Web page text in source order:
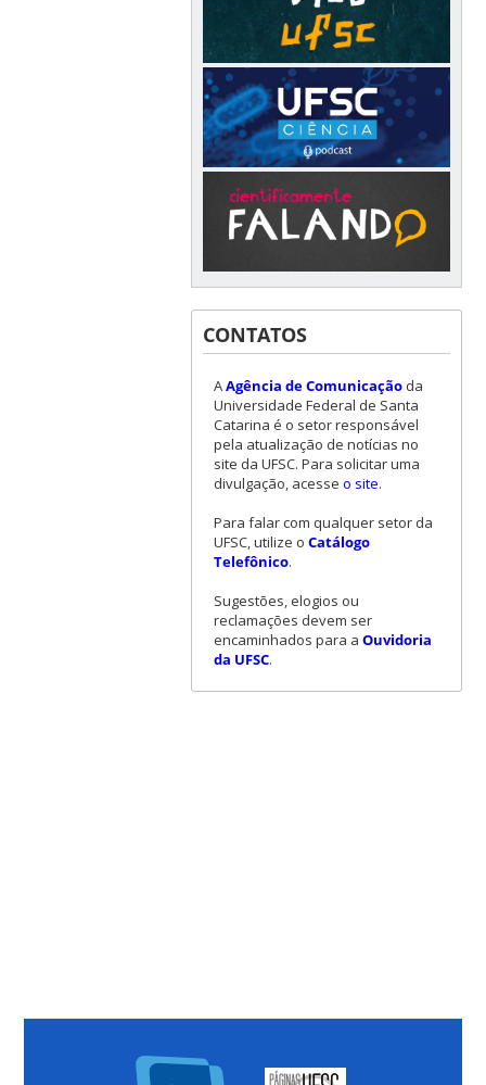
CONTATOS
AAgência de Comunicaçãoda
Universidade Federal de Santa
Catarina é o setor responsável
pela atualização de notícias no
site da UFSC. Para solicitar uma
divulgação, acesse o site.
Para falar com qualquer setor da
UFSC, utilize o Catálogo
Telefônico.
Sugestões, elogios ou
reclamações devem ser
encaminhados para a Ouvidoria
da UFSC.